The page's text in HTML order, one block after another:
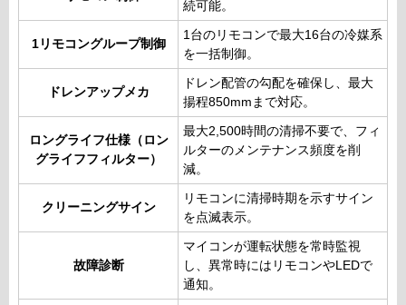
続可能。
1リモコングループ制御
1台のリモコンで最大16台の冷媒系
を一括制御。
ドレンアップメカ
ドレン配管の勾配を確保し、最大
揚程850mmまで対応。
ロングライフ仕様（ロン
グライフフィルター）
最大2,500時間の清掃不要で、フィ
ルターのメンテナンス頻度を削
減。
クリーニングサイン
リモコンに清掃時期を示すサイン
を点滅表示。
故障診断
マイコンが運転状態を常時監視
し、異常時にはリモコンやLEDで
通知。